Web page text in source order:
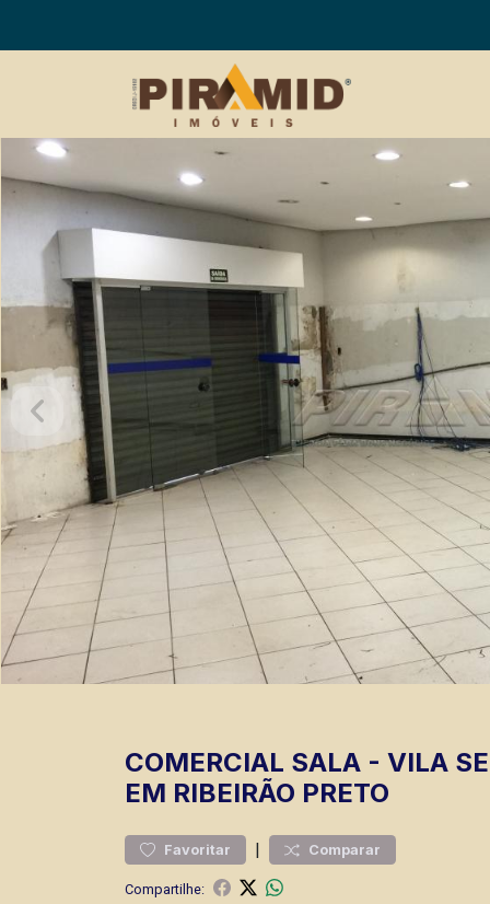
COMERCIAL SALA - VILA
EM RIBEIRÃO PRETO
Favoritar | Comparar
Compartilhe: